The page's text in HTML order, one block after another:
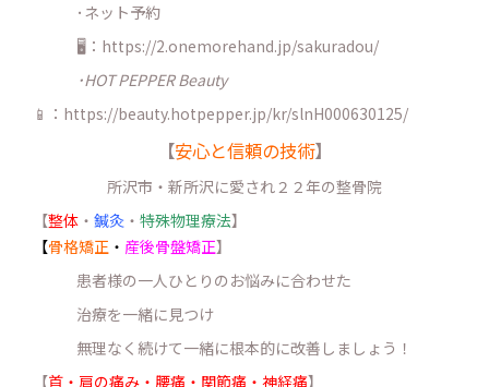
･ネット予約
🖥：https://2.onemorehand.jp/sakuradou/
･HOT PEPPER Beauty
📱：https://beauty.hotpepper.jp/kr/slnH000630125/
【安心と信頼の技術】
所沢市・新所沢に愛され２２年の整骨院
【整体 ・ 鍼灸 ・ 特殊物理療法】
【骨格矯正 ・ 産後骨盤矯正】
患者様の一人ひとりのお悩みに合わせた
治療を一緒に見つけ
無理なく続けて一緒に根本的に改善しましょう！
【首・肩の痛み・腰痛・関節痛・神経痛】